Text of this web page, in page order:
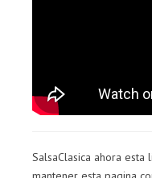
SalsaClasica ahora esta